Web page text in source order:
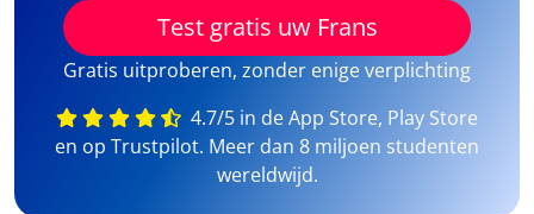
Test gratis uw Frans
Gratis uitproberen, zonder enige verplichting
4.7/5 in de App Store, Play Store
en op Trustpilot. Meer dan 8 miljoen studenten
wereldwijd.